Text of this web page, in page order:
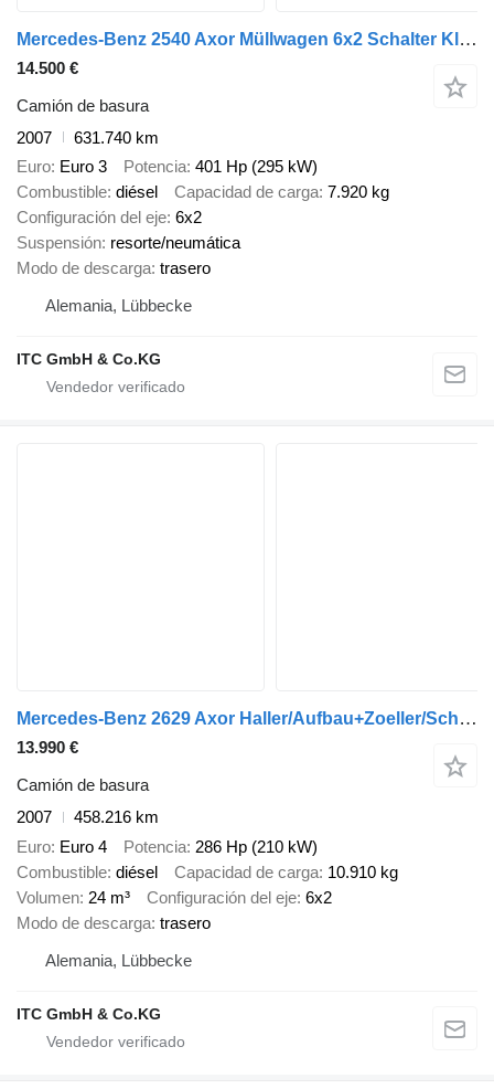
Mercedes-Benz 2540 Axor Müllwagen 6x2 Schalter Klima
14.500 €
Camión de basura
2007
631.740 km
Euro Euro 3 Potencia 401 Hp (295 kW)
Combustible diésel Capacidad de carga 7.920 kg
Configuración del eje 6x2
Suspensión resorte/neumática
Modo de descarga trasero
Alemania, Lübbecke
ITC GmbH & Co.KG
Mercedes-Benz 2629 Axor Haller/Aufbau+Zoeller/Schüttung
13.990 €
Camión de basura
2007
458.216 km
Euro Euro 4 Potencia 286 Hp (210 kW)
Combustible diésel Capacidad de carga 10.910 kg
Volumen 24 m³ Configuración del eje 6x2
Modo de descarga trasero
Alemania, Lübbecke
ITC GmbH & Co.KG